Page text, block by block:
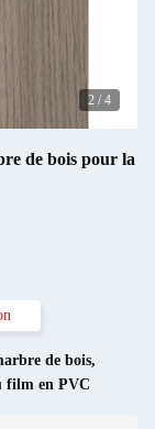
2 / 4
de bois pour la
de bois,
film en PVC